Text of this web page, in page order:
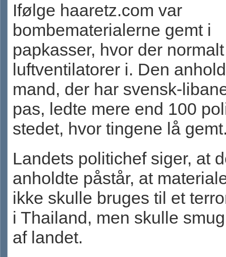
Ifølge haaretz.com var
bombematerialerne gemt i
papkasser, hvor der
luftventilatorer i. Den
mand, der har svensk-
pas, ledte mere end 100
stedet, hvor tingene lå
Landets politichef siger, at
anholdte påstår, at
ikke skulle bruges til et
i Thailand, men skulle
af landet.